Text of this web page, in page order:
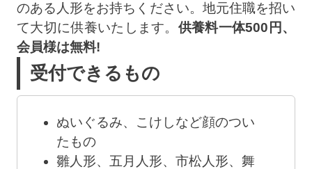
のある人形をお持ちください。地元住職を招い
て大切に供養いたします。 供養料一体500円、
会員様は無料!
受付できるもの
ぬいぐるみ、こけしなど顔のつい
たもの
雛人形、五月人形、市松人形、舞